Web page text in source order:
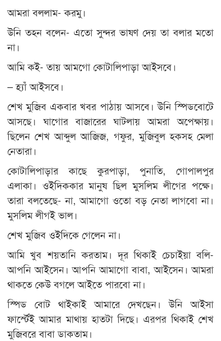
আমরা বললাম- করমু।
উনি তহন বলেন- এতো সুন্দর ভাষণ দেয় তা বলার মতো
না।
আমি কই- তায় আমগো কোটালিপাড়া আইসবে।
– হ্যাঁ আইসবে।
শেখ মুজিব একবার খবর পাঠায় আসবে। উনি স্পিডবোটে
আসছে। ঘাগোর বাজারের ঘাটলায় আমরা অপেক্ষায়।
ছিলেন শেখ আব্দুল আজিজ, গফুর, মুজিবুল হকসহ মেলা
নেতারা।
কোটালিপাড়ার কাছে কুরপাড়া, পুনাতি, গোপালপুর
এলাকা। ওইদিককার মানুষ ছিল মুসলিম লীগের পক্ষে।
তারা বলতেছে- না, আমাগো ওতো বড় নেতা লাগবো না।
মুসলিম লীগই ভাল।
শেখ মুজিব ওইদিকে গেলেন না।
আমি খুব শয়তানি করতাম। দূর থিকাই চেচাইয়া বলি-
আপনি আইসেন। আপনি আমাগো বাবা, আইসেন। আমরা
থাকতে কেউ বগলে আইতে পারবো না।
স্পিড বোট থাইকাই আমারে দেখছেন। উনি আইসা
ফার্স্টেই আমার মাথায় হাতটা দিছে। এরপর থিকাই শেখ
মুজিবরে বাবা ডাকতাম।